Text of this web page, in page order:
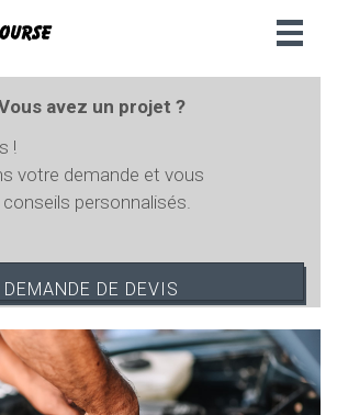
avez un projet ?
!
votre demande et vous
personnalisés.
DEMANDE DE DEVIS